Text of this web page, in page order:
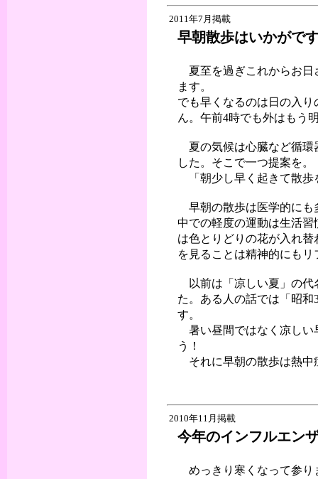
2011年7月掲載
早朝散歩はいかがで
夏至を過ぎこれからお日
ます。
でも早くなるのは日の入
ん。午前4時でも外はもう
夏の気候は心臓など循環
した。そこで一つ提案を。
「朝少し早く起きて散歩
早朝の散歩は医学的にも
中での軽度の運動は生活
は色とりどりの花が入れ
を見ることは精神的にも
以前は「凉しい夏」の代
た。ある人の話では「昭
す。
暑い昼間ではなく凉しい
う！
それに早朝の散歩は熱中
2010年11月掲載
今年のインフルエン
めっきり寒くなって参り